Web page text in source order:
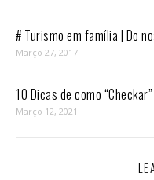
# Turismo em família | Do
Março 27, 2017
10 Dicas de como
Março 12, 2021